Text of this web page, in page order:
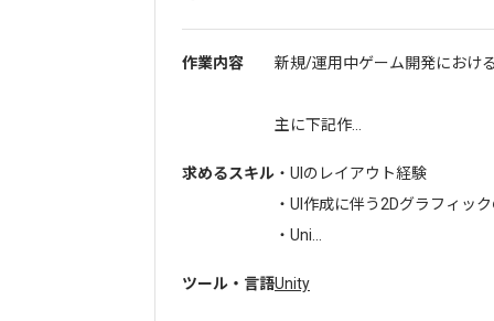
作業内容 新規/運用中ゲーム開発におけ
主に下記作...
求めるスキル ・UIのレイアウト経験
・UI作成に伴う2Dグラフィッ
・Uni...
ツール・言語Unity